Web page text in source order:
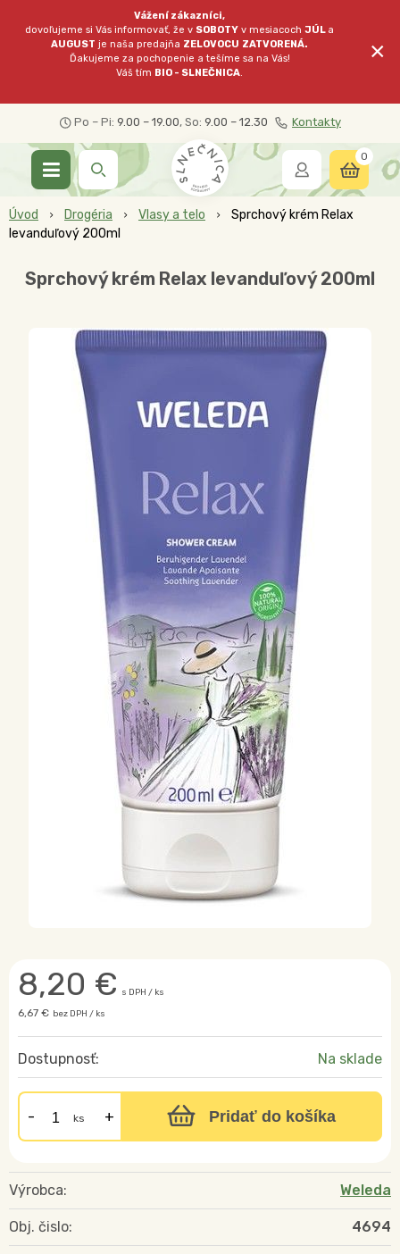
Vážení zákazníci,
dovoľujeme si Vás informovať, že v SOBOTY v mesiacochJÚL a
AUGUST je naša predajňa ZELOVOCU ZATVORENÁ.
Ďakujeme za pochopenie a tešíme sa na Vás!
Váš tím BIO - SLNEČNICA.
×
Po – Pi: 9.00 – 19.00, So: 9.00 – 12.30 Kontakty
0
Úvod Drogéria Vlasy a telo
Sprchový krém Relax
levanduľový 200ml
Sprchový krém Relax levanduľový 200ml
8,20 € s DPH / ks
6,67 € bez DPH / ks
Dostupnosť: Na sklade
ks Pridať do košíka
Výrobca: Weleda
Obj. čislo: 4694